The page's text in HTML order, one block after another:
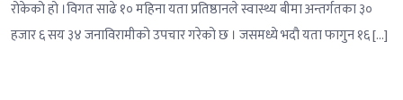
रोकेको हो ।विगत साढे १० महिना यता प्रतिष्ठानले स्वास्थ्य बीमा अन्तर्गतका ३०
हजार ६ सय ३४ जनाविरामीको उपचार गरेको छ । जसमध्ये भदौ यता फागुन १६ […]